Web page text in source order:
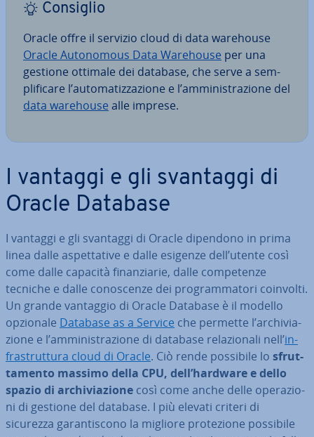
Consiglio
Oracle offre il servizio cloud di data warehouse
Oracle Au­to­no­mous Data Warehouse per una
gestione ottimale dei database, che serve a sem­
pli­fi­ca­re l’au­to­ma­tiz­za­zio­ne e l’am­mi­ni­stra­zio­ne del
data warehouse alle imprese.
I vantaggi e gli svantaggi di
Oracle Database
I vantaggi e gli svantaggi di Oracle dipendono in prima
linea dalle aspet­ta­ti­ve e dalle esigenze dell’utente così
come dalle capacità fi­nan­zia­rie, dalle com­pe­ten­ze
tecniche e dalle co­no­scen­ze dei pro­gram­ma­to­ri coinvolti.
Un grande vantaggio di Oracle Database è il modello
opzionale Database as a Service che permette l’ar­chi­via­
zio­ne e l’am­mi­ni­stra­zio­ne di database re­la­zio­na­li nell’in­
fra­strut­tu­ra cloud di Oracle. Ciò rende possibile lo sfrut­
ta­men­to massimo della CPU, dell’hardware e dello
spazio di ar­chi­via­zio­ne così come anche delle ope­ra­zio­
ni di gestione del database. I più elevati criteri di
sicurezza ga­ran­ti­sco­no la migliore pro­te­zio­ne possibile